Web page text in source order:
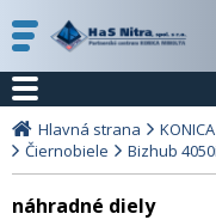
Hlavná strana
Čiernobiele
Bizhub 4050i
náhradné diely